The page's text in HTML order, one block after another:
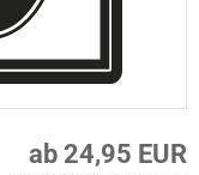
ab 24,95 EUR